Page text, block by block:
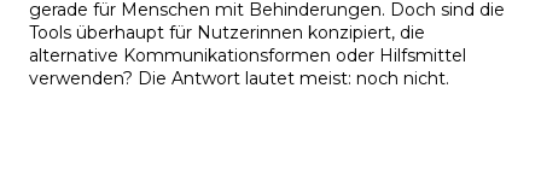
gerade für Menschen mit Behinderungen. Doch sind die
Tools überhaupt für Nutzerinnen konzipiert, die
alternative Kommunikationsformen oder Hilfsmittel
verwenden? Die Antwort lautet meist: noch nicht.